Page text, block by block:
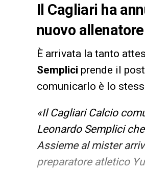
Il Cagliari ha
nuovo
È arrivata la tanto
Semplici prende il
comunicarlo è lo
«Il Cagliari Calcio
Leonardo Semplici
Assieme al mister
preparatore atletico